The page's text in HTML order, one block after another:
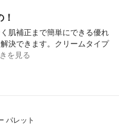
肌補正まで簡単にできる優れ
決できます。クリームタイプ
を見る
パレット